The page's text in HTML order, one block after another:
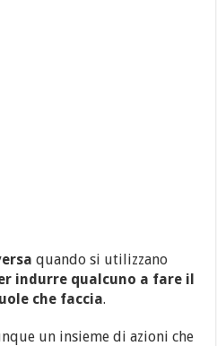
quando si utilizzano
indurre qualcuno a fare il
che faccia.
un insieme di azioni che